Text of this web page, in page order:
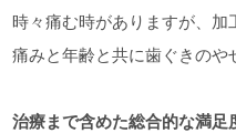
時々痛む時がありますが、加
痛みと年齢と共に歯ぐきのや
治療まで含めた総合的な満足